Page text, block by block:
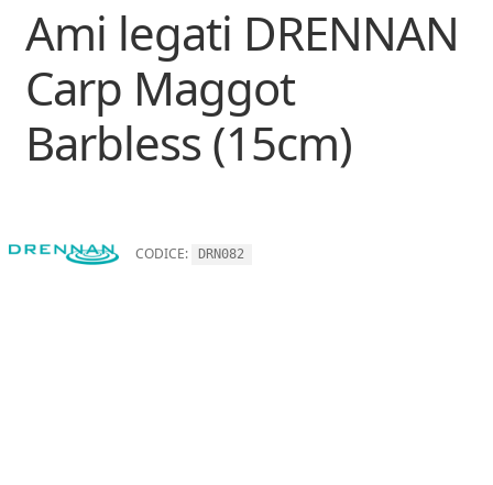
Ami legati DRENNAN
Carp Maggot
Barbless (15cm)
CODICE: DRN082